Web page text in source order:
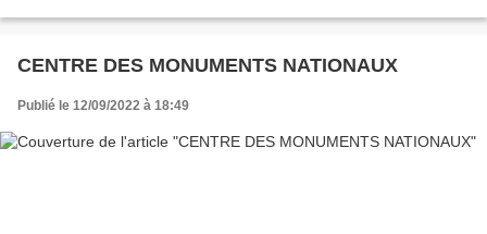
CENTRE DES MONUMENTS NATIONAUX
Publié le 12/09/2022 à 18:49